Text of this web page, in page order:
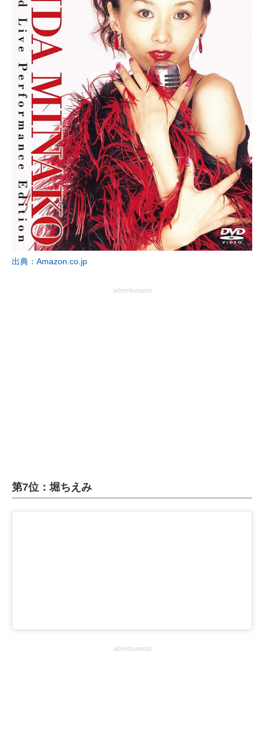
AI活用のいまが分かる
企業ITのトレンドを詳説
経営リーダーのコミュニティ
マーケ×ITの今がよく分かる
ITエンジニア向け専門サイト
企業向けIT製品の総合サイト
IT製品の技術・比較・事例
製造業のIT導入・活用を支援
モノづくり技術者専門サイト
エレクトロニクス専門サイト
出典：Amazon.co.jp
advertisement
第7位：堀ちえみ
advertisement